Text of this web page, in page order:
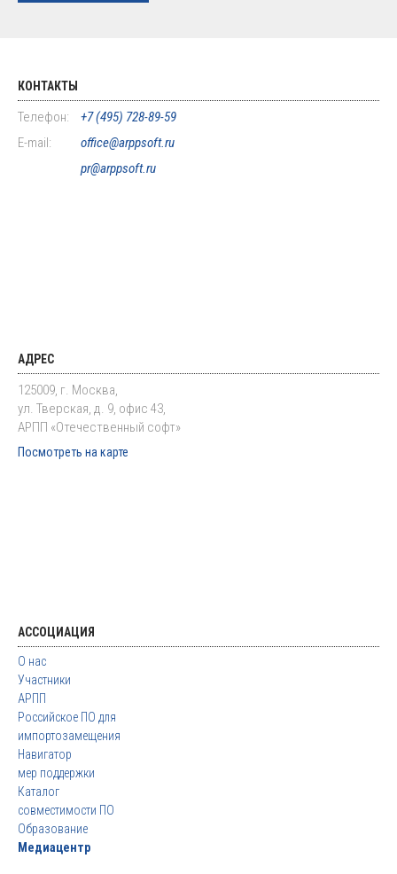
КОНТАКТЫ
Телефон:
+7 (495) 728-89-59
E-mail:
office@arppsoft.ru
pr@arppsoft.ru
АДРЕС
125009, г. Москва,
ул. Тверская, д. 9, офис 43,
АРПП «Отечественный софт»
Посмотреть на карте
АССОЦИАЦИЯ
О нас
Участники
АРПП
Российское ПО для
импортозамещения
Навигатор
мер поддержки
Каталог
совместимости ПО
Образование
Медиацентр